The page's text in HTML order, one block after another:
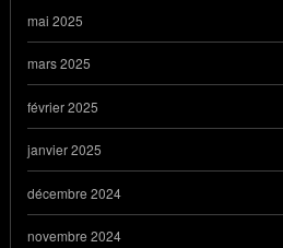
mai 2025
mars 2025
février 2025
janvier 2025
décembre 2024
novembre 2024